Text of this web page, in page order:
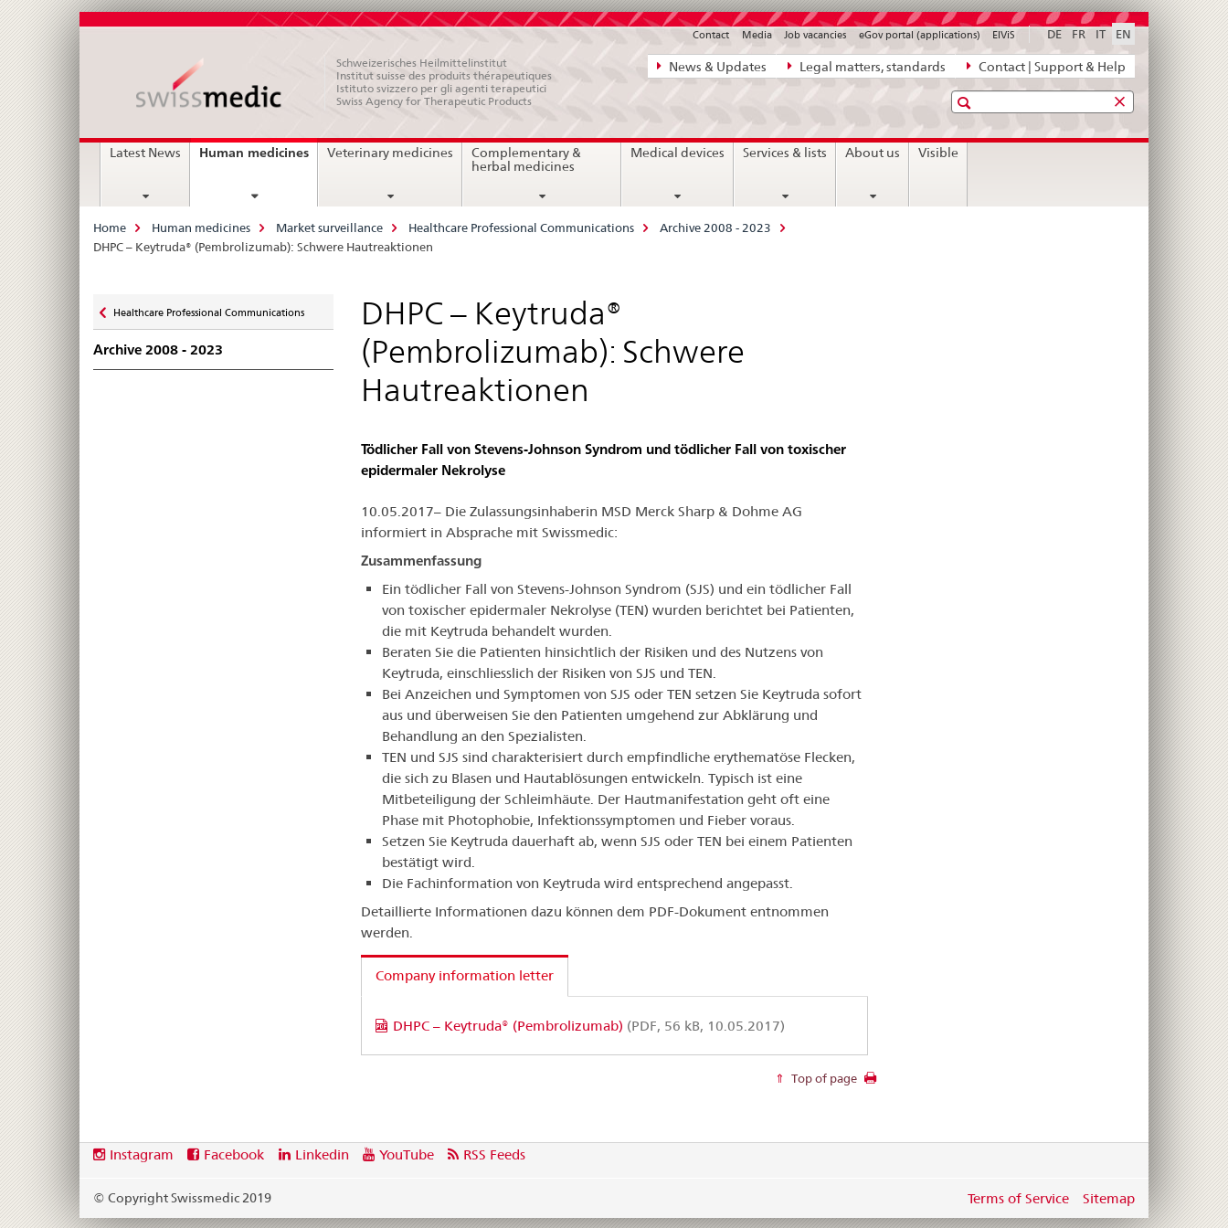
Direct
navigation:
legal
matters,
News & Updates Legal matters, standards Contact | Support & Help
DE FR IT EN
Contact Media Job vacancies eGov portal (applications) ElViS
Schweizerisches Heilmittelinstitut
Institut suisse des produits thérapeutiques
Istituto svizzero per gli agenti terapeutici
Swiss Agency for Therapeutic Products
Search
MainLatest News Human medicinescurrent
Veterinary medicines
Complementary &
herbal medicines
Medical devices Services & lists About us Visible
Breadcrumb
Home Human medicines Market surveillance Healthcare Professional Communications
Archive 2008 - 2023
DHPC – Keytruda® (Pembrolizumab): Schwere Hautreaktionen
zu
Healthcare Professional Communications
Archive 2008 - 2023
DHPC – Keytruda®
(Pembrolizumab): Schwere
Hautreaktionen
Tödlicher Fall von Stevens-Johnson Syndrom und tödlicher Fall von toxischer
epidermaler Nekrolyse
10.05.2017– Die Zulassungsinhaberin MSD Merck Sharp & Dohme AG
informiert in Absprache mit Swissmedic:
Zusammenfassung
Ein tödlicher Fall von Stevens-Johnson Syndrom (SJS) und ein tödlicher Fall
von toxischer epidermaler Nekrolyse (TEN) wurden berichtet bei Patienten,
die mit Keytruda behandelt wurden.
Beraten Sie die Patienten hinsichtlich der Risiken und des Nutzens von
Keytruda, einschliesslich der Risiken von SJS und TEN.
Bei Anzeichen und Symptomen von SJS oder TEN setzen Sie Keytruda sofort
aus und überweisen Sie den Patienten umgehend zur Abklärung und
Behandlung an den Spezialisten.
TEN und SJS sind charakterisiert durch empfindliche erythematöse Flecken,
die sich zu Blasen und Hautablösungen entwickeln. Typisch ist eine
Mitbeteiligung der Schleimhäute. Der Hautmanifestation geht oft eine
Phase mit Photophobie, Infektionssymptomen und Fieber voraus.
Setzen Sie Keytruda dauerhaft ab, wenn SJS oder TEN bei einem Patienten
bestätigt wird.
Die Fachinformation von Keytruda wird entsprechend angepasst.
Detaillierte Informationen dazu können dem PDF-Dokument entnommen
werden.
Company information letter
DHPC – Keytruda® (Pembrolizumab) (PDF, 56 kB, 10.05.2017)
Top of page
Footer
Social
links
Instagram Facebook Linkedin YouTube RSS Feeds
© Copyright Swissmedic 2019 Terms of Service Sitemap